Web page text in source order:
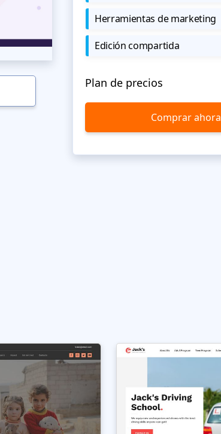
Herramientas de marketing
Edición compartida
Plan de precios
Comprar ahora